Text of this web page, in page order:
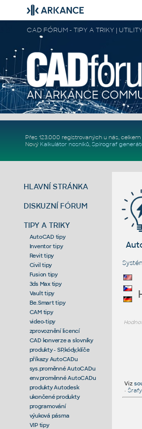
CAD FÓRUM - TIPY A TRIKY |
Přes 123.000 registrovaných u nás, celkem
Nový Kalkulátor nosníků, Spirograf
HLAVNÍ STRÁNKA
DISKUZNÍ FÓRUM
TIPY A TRIKY
AutoCAD tipy
Inventor tipy
Revit tipy
Civil tipy
Fusion tipy
3ds Max tipy
Vault tipy
Be.Smart tipy
CAM tipy
video-tipy
zprovoznění licencí
CAD konverze a slovníky
produkty - SP,kódy,klíče
příkazy AutoCADu
sys.proměnné AutoCADu
env.proměnné AutoCADu
produkty Autodesk
ukončené produkty
programování
výuková pásma
VIP tipy
Viz
•